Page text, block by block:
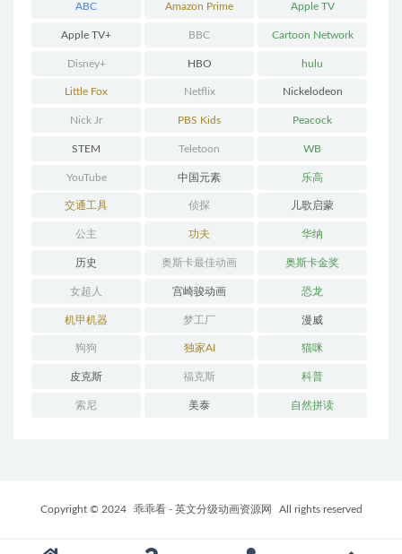
ABC Amazon Prime Apple TV
Apple TV+ BBC Cartoon Network
Disney+ HBO hulu
Little Fox Netflix Nickelodeon
Nick Jr PBS Kids Peacock
STEM Teletoon WB
YouTube 中国元素 乐高
交通工具 侦探 儿歌启蒙
公主 功夫 华纳
历史 奥斯卡最佳动画 奥斯卡金奖
女超人 宫崎骏动画 恐龙
机甲机器 梦工厂 漫威
狗狗 独家AI 猫咪
皮克斯 福克斯 科普
索尼 美泰 自然拼读
Copyright © 2024 乖乖看 - 英文分级动画资源网 All rights reserved